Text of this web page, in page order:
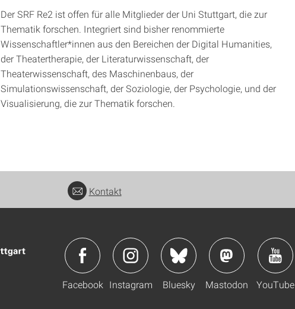
Der SRF Re2 ist offen für alle Mitglieder der Uni Stuttgart, die zur
Thematik forschen. Integriert sind bisher renommierte
Wissenschaftler*innen aus den Bereichen der Digital Humanities,
der Theatertherapie, der Literaturwissenschaft, der
Theaterwissenschaft, des Maschinenbaus, der
Simulationswissenschaft, der Soziologie, der Psychologie, und der
Visualisierung, die zur Thematik forschen.
Kontakt
Facebook Instagram Bluesky Mastodon YouTube